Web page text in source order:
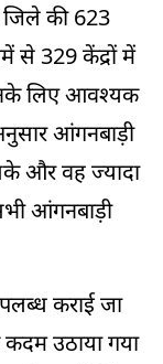
जिले की 623
से 329 केंद्रों में
लिए आवश्यक
आंगनबाड़ी
और वह ज्यादा
आंगनबाड़ी
कराई जा
उठाया गया